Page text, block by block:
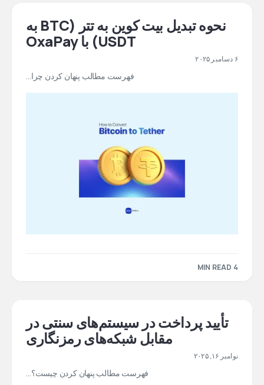
نحوه تبدیل بیت کوین به تتر (BTC به
USDT) با OxaPay
۶ دسامبر ۲۰۲۵
فهرست مطالب پنهان کردن چرا…
4 MIN READ
تأیید پرداخت در سیستم‌های سنتی در
مقابل شبکه‌های رمزنگاری
نوامبر ۱۶, ۲۰۲۵
فهرست مطالب پنهان کردن چیست؟…